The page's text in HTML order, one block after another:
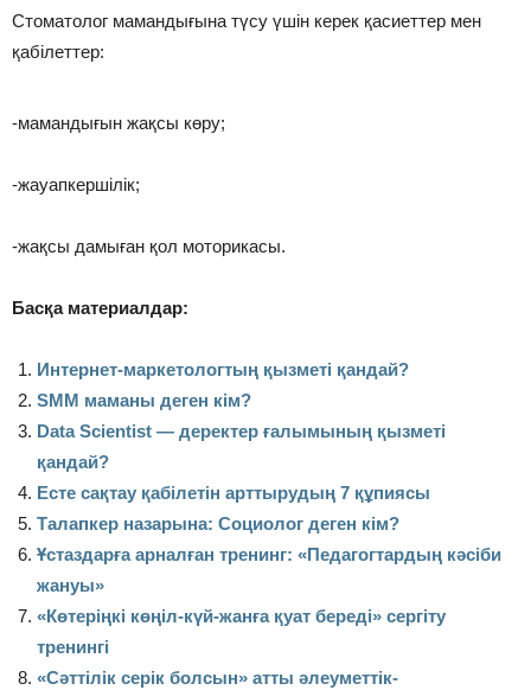
Стоматолог мамандығына түсу үшін керек қасиеттер мен
қабілеттер:
-мамандығын жақсы көру;
-жауапкершілік;
-жақсы дамыған қол моторикасы.
Басқа материалдар:
Интернет-маркетологтың қызметі қандай?
SMM маманы деген кім?
Data Scientist — деректер ғалымының қызметі
қандай?
Есте сақтау қабілетін арттырудың 7 құпиясы
Талапкер назарына: Социолог деген кім?
Ұстаздарға арналған тренинг: «Педагогтардың кәсіби
жануы»
«Көтеріңкі көңіл-күй-жанға қуат береді» сергіту
тренингі
«Сәттілік серік болсын» атты әлеуметтік-